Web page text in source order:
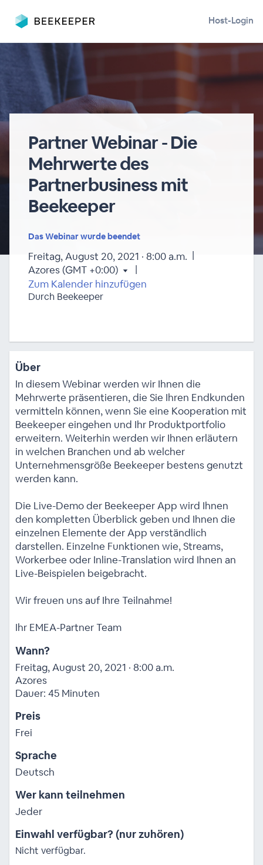
Host-Login
Partner Webinar - Die
Mehrwerte des
Partnerbusiness mit
Beekeeper
Das Webinar wurde beendet
Freitag, August 20, 2021 · 8:00 a.m. |
Azores (GMT +0:00)
|
Zum Kalender hinzufügen
Durch Beekeeper
Über
In diesem Webinar werden wir Ihnen die
Mehrwerte präsentieren, die Sie Ihren Endkunden
vermitteln können, wenn Sie eine Kooperation mit
Beekeeper eingehen und Ihr Produktportfolio
erweitern. Weiterhin werden wir Ihnen erläutern
in welchen Branchen und ab welcher
Unternehmensgröße Beekeeper bestens genutzt
werden kann.
Die Live-Demo der Beekeeper App wird Ihnen
den kompletten Überblick geben und Ihnen die
einzelnen Elemente der App verständlich
darstellen. Einzelne Funktionen wie, Streams,
Workerbee oder Inline-Translation wird Ihnen an
Live-Beispielen beigebracht.
Wir freuen uns auf Ihre Teilnahme!
Ihr EMEA-Partner Team
Wann?
Freitag, August 20, 2021 · 8:00 a.m.
Azores
Dauer: 45 Minuten
Preis
Frei
Sprache
Deutsch
Wer kann teilnehmen
Jeder
Einwahl verfügbar? (nur zuhören)
Nicht verfügbar.